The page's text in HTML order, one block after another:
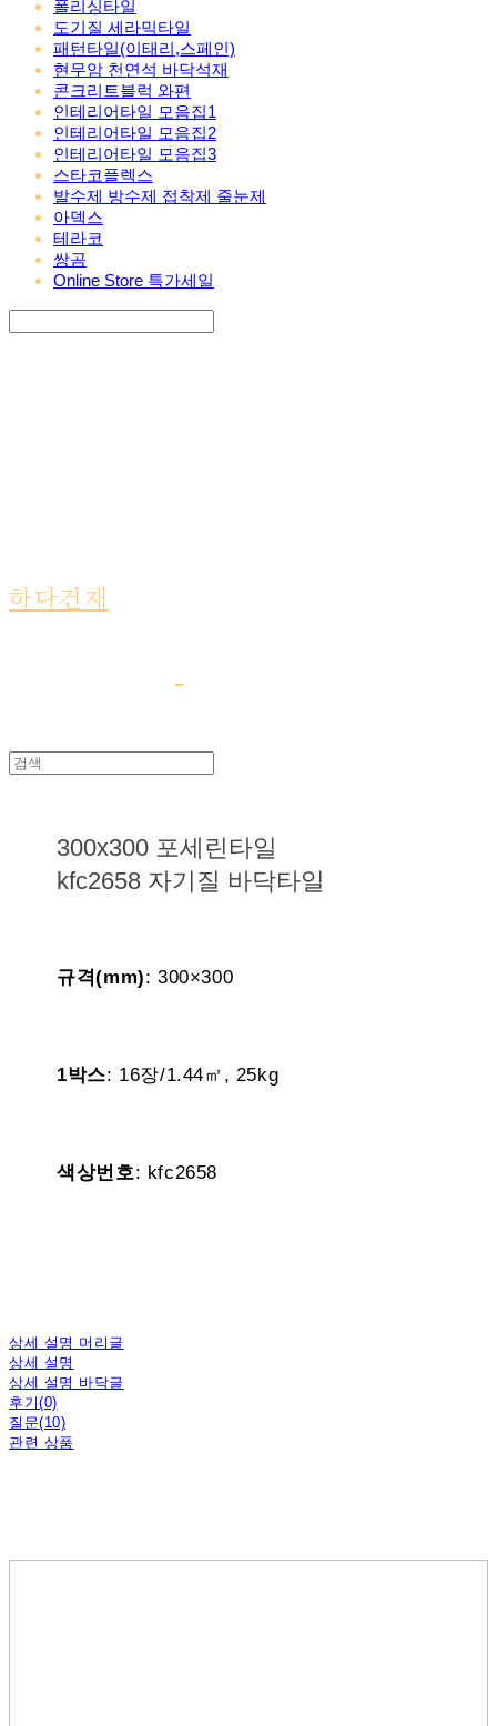
폴리싱타일
도기질 세라믹타일
패턴타일(이태리,스페인)
현무암 천연석 바닥석재
콘크리트블럭 와편
인테리어타일 모음집1
인테리어타일 모음집2
인테리어타일 모음집3
스타코플렉스
발수제 방수제 접착제 줄눈제
아덱스
테라코
쌍곰
Online Store 특가세일
하다건재
300x300 포세린타일
kfc2658 자기질 바닥타일
규격(mm): 300×300
1박스: 16장/1.44㎡, 25kg
색상번호: kfc2658
상세 설명 머리글
상세 설명
상세 설명 바닥글
후기(0)
질문(10)
관련 상품